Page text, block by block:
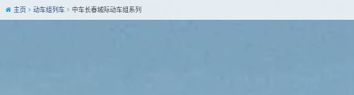
主页 动车组列车 中车长春城际动车组系列